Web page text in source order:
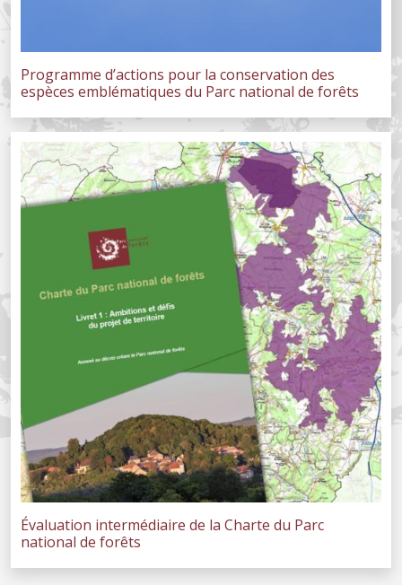
Programme d’actions pour la conservation des
espèces emblématiques du Parc national de forêts
Évaluation intermédiaire de la Charte du Parc
national de forêts